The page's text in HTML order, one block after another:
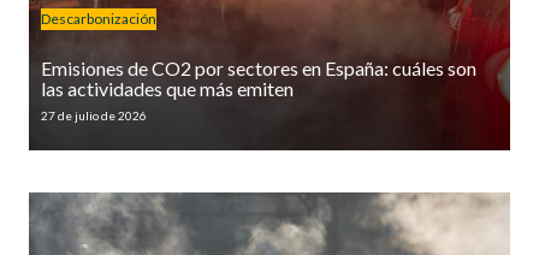
Descarbonización
Emisiones de CO2 por sectores en España: cuáles son
las actividades que más emiten
27 de julio de 2026